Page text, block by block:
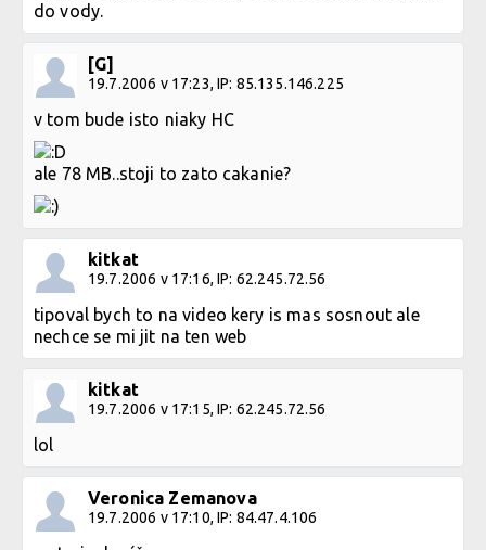
do vody.
[G]
19.7.2006 v 17:23, IP: 85.135.146.225
v tom bude isto niaky HC
ale 78 MB..stoji to zato cakanie?
kitkat
19.7.2006 v 17:16, IP: 62.245.72.56
tipoval bych to na video kery is mas sosnout ale
nechce se mi jit na ten web
kitkat
19.7.2006 v 17:15, IP: 62.245.72.56
lol
Veronica Zemanova
19.7.2006 v 17:10, IP: 84.47.4.106